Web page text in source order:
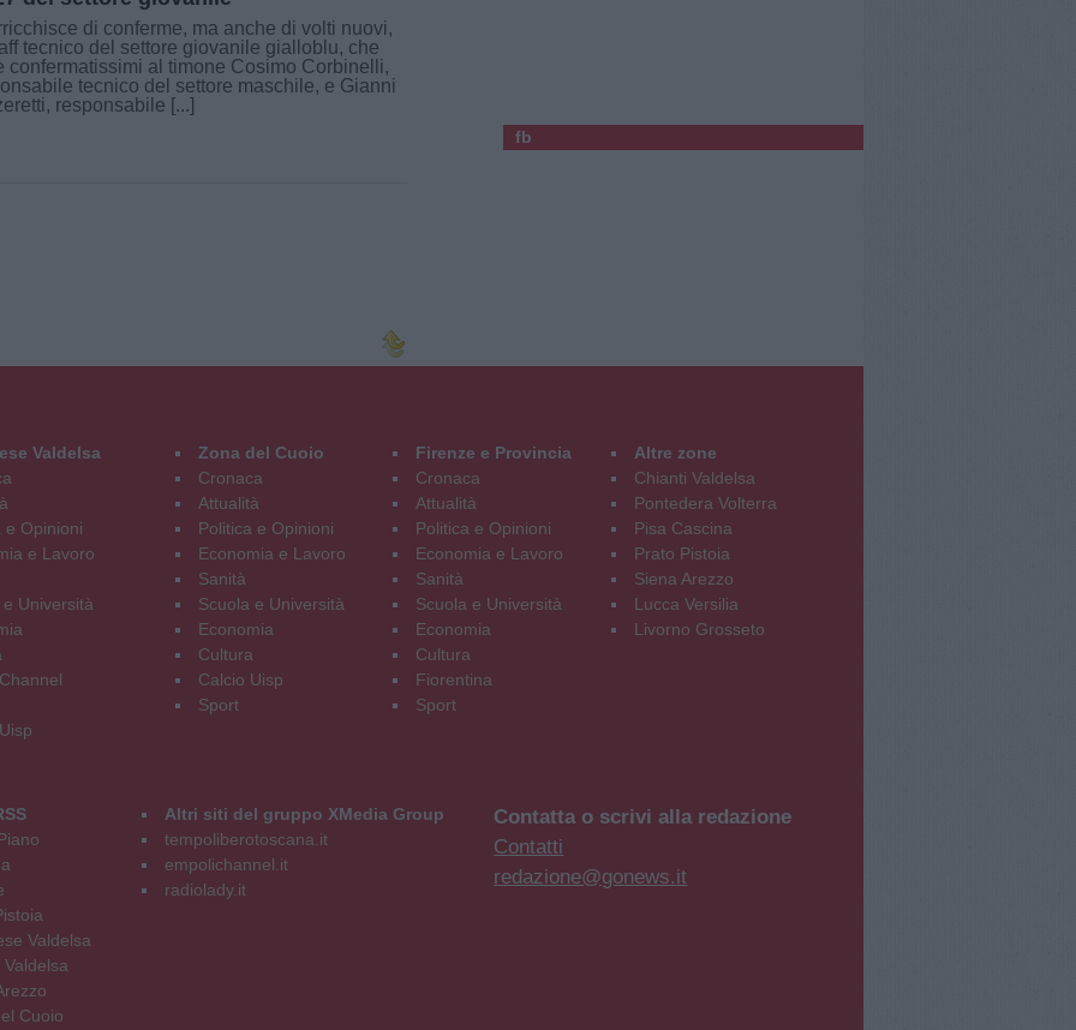
di conferme, ma anche di volti nuovi,
tecnico del settore giovanile gialloblu, che
confermatissimi al timone Cosimo Corbinelli,
tecnico del settore maschile, e Gianni
responsabile [...]
fb
Valdelsa
e Opinioni
e Lavoro
e Università
Zona del Cuoio
Cronaca
Attualità
Politica e Opinioni
Economia e Lavoro
Sanità
Scuola e Università
Economia
Cultura
Calcio Uisp
Sport
Firenze e Provincia
Cronaca
Attualità
Politica e Opinioni
Economia e Lavoro
Sanità
Scuola e Università
Economia
Cultura
Fiorentina
Sport
Altre zone
Chianti Valdelsa
Pontedera Volterra
Pisa Cascina
Prato Pistoia
Siena Arezzo
Lucca Versilia
Livorno Grosseto
Valdelsa
Valdelsa
Cuoio
Altri siti del gruppo XMedia Group
tempoliberotoscana.it
empolichannel.it
radiolady.it
Contatta o scrivi alla redazione
Contatti
redazione@gonews.it